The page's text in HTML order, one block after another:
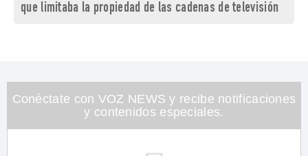
que limitaba la propiedad de las cadenas de televisión
Conéctate con VOZ NEWS y recibe notificaciones
y contenidos especiales.